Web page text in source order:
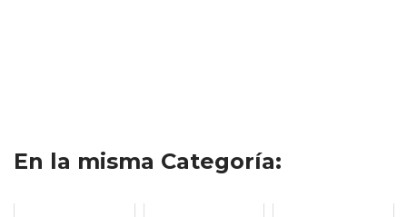
En la misma Categoría: